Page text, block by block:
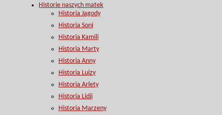
Historie naszych matek
Historia Jagody
Historia Soni
Historia Kamili
Historia Marty
Historia Anny
Historia Luizy
Historia Arlety
Historia Lidii
Historia Marzeny